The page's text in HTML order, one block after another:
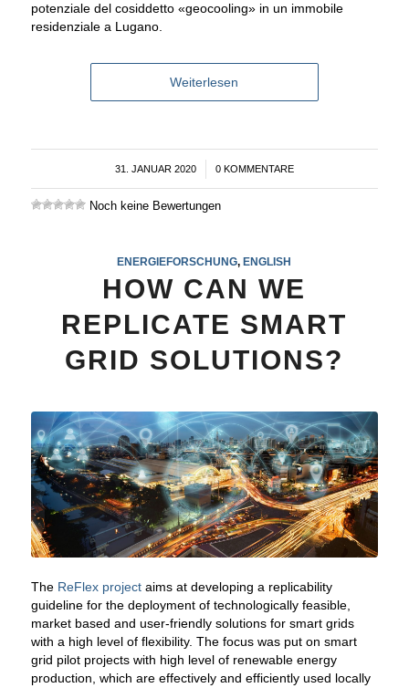
potenziale del cosiddetto «geocooling» in un immobile
residenziale a Lugano.
Weiterlesen
31. JANUAR 2020
/ 0 KOMMENTARE
Noch keine Bewertungen
ENERGIEFORSCHUNG, ENGLISH
HOW CAN WE
REPLICATE SMART
GRID SOLUTIONS?
The ReFlex projectaims at developing a replicability
guideline for the deployment of technologically feasible,
market based and user-friendly solutions for smart grids
with a high level of flexibility. The focus was put on smart
grid pilot projects with high level of renewable energy
production, which are effectively and efficiently used locally